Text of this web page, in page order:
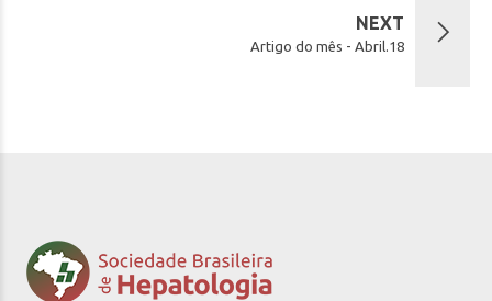
NEXT
Artigo do mês - Abril.18